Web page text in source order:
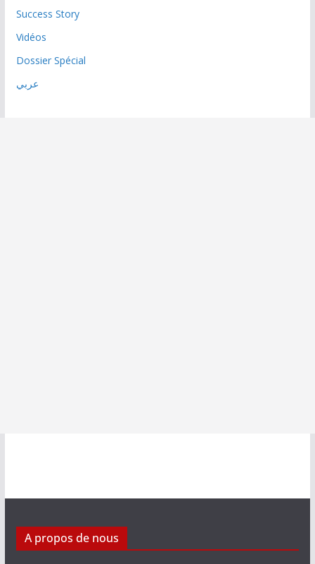
Success Story
Vidéos
Dossier Spécial
عربي
A propos de nous